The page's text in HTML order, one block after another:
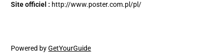
Site officiel : http://www.poster.com.pl/pl/
Powered byGetYourGuide